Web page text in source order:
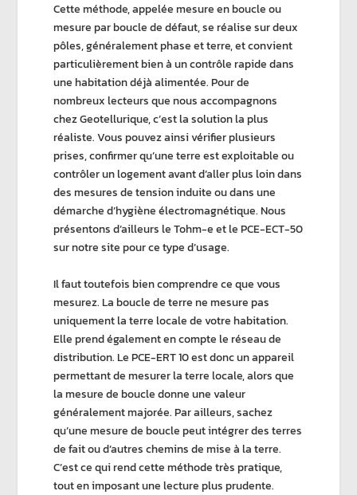
Cette méthode, appeléemesure en boucleou
mesure par boucle de défaut, se réalise sur deux
pôles, généralement phase et terre, et convient
particulièrement bien à un contrôle rapide dans
une habitation déjà alimentée. Pour de
nombreux lecteurs que nous accompagnons
chezGeotellurique, c’est la solution la plus
réaliste. Vous pouvez ainsi vérifier plusieurs
prises, confirmer qu’une terre est exploitable ou
contrôler un logement avant d’aller plus loin dans
des mesures de tension induite ou dans une
démarche d’hygiène électromagnétique. Nous
présentons d’ailleurs leTohm-eet lePCE-ECT-50
sur notre site pour ce type d’usage.
Il faut toutefois bien comprendre ce que vous
mesurez. Laboucle de terrene mesure pas
uniquement laterre localede votre habitation.
Elle prend également en compte le réseau de
distribution. LePCE-ERT 10est donc un appareil
permettant de mesurer laterre locale, alors que
lamesure de boucledonne une valeur
généralement majorée. Par ailleurs, sachez
qu’unemesure de bouclepeut intégrer des terres
de fait ou d’autres chemins de mise à la terre.
C’est ce qui rend cette méthode très pratique,
tout en imposant une lecture plus prudente.